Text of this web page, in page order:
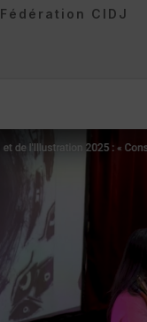
Fédération CIDJ